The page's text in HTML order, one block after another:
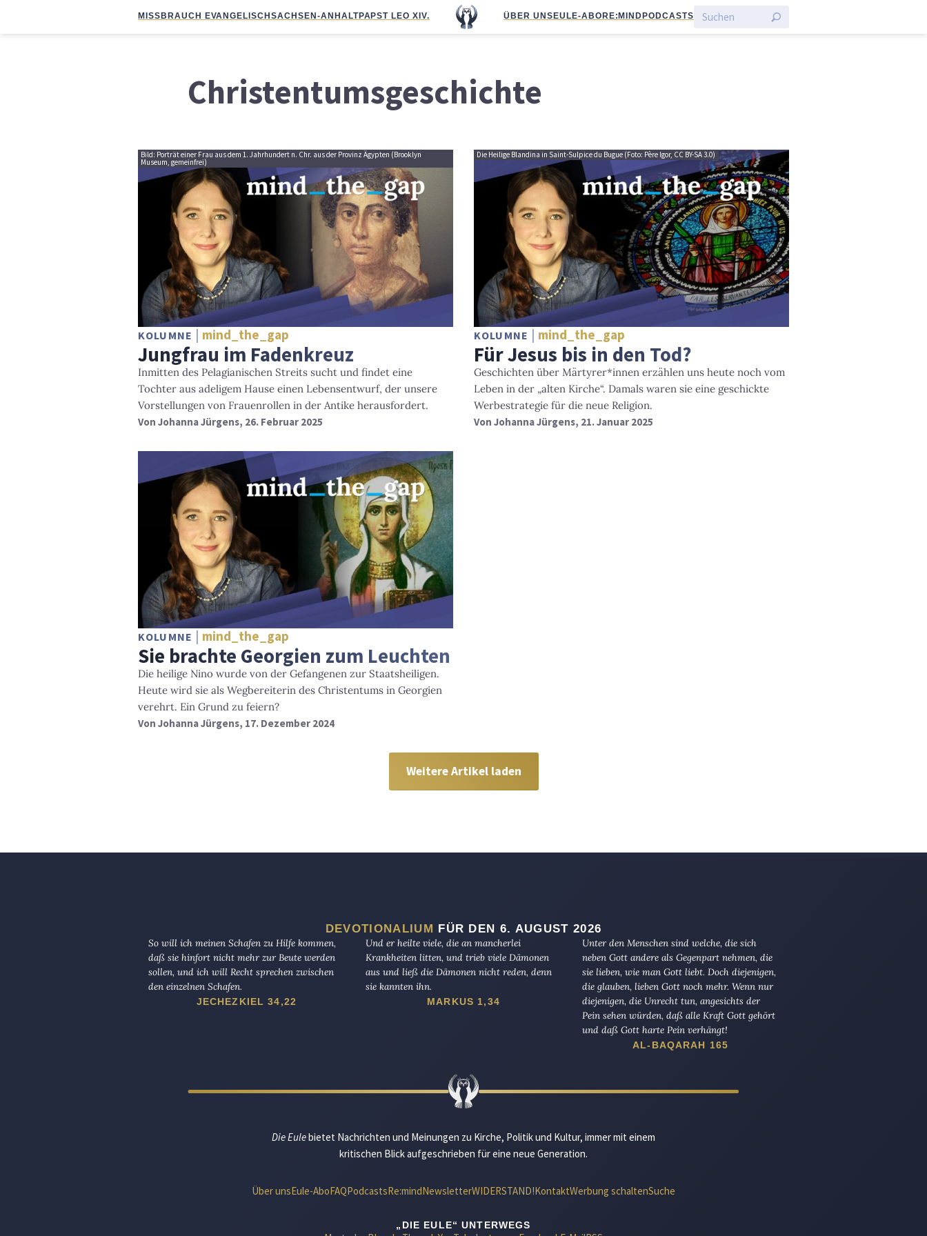
MISSBRAUCH EVANGELISCHSACHSEN-ANHALTPAPST LEO XIV. ÜBER UNS EULE-ABO RE:MIND PODCASTS
Christentumsgeschichte
Bild: Porträt einer Frau aus dem 1. Jahrhundert n. Chr. aus der Provinz Ägypten (Brooklyn
Museum, gemeinfrei)
KOLUMNE mind_the_gap
Jungfrau im Fadenkreuz
Inmitten des Pelagianischen Streits sucht und findet eine
Tochter aus adeligem Hause einen Lebensentwurf, der unsere
Vorstellungen von Frauenrollen in der Antike herausfordert.
Von Johanna Jürgens, 26. Februar 2025
Die Heilige Blandina in Saint-Sulpice du Bugue (Foto: Père Igor, CC BY-SA 3.0)
KOLUMNE mind_the_gap
Für Jesus bis in den Tod?
Geschichten über Märtyrer*innen erzählen uns heute noch vom
Leben in der „alten Kirche“. Damals waren sie eine geschickte
Werbestrategie für die neue Religion.
Von Johanna Jürgens, 21. Januar 2025
KOLUMNE mind_the_gap
Sie brachte Georgien zum Leuchten
Die heilige Nino wurde von der Gefangenen zur Staatsheiligen.
Heute wird sie als Wegbereiterin des Christentums in Georgien
verehrt. Ein Grund zu feiern?
Von Johanna Jürgens, 17. Dezember 2024
Weitere Artikel laden
DEVOTIONALIUM FÜR DEN 6. AUGUST 2026
So will ich meinen Schafen zu Hilfe kommen,
daß sie hinfort nicht mehr zur Beute werden
sollen, und ich will Recht sprechen zwischen
den einzelnen Schafen.
JECHEZKIEL 34,22
Und er heilte viele, die an mancherlei
Krankheiten litten, und trieb viele Dämonen
aus und ließ die Dämonen nicht reden, denn
sie kannten ihn.
MARKUS 1,34
Unter den Menschen sind welche, die sich
neben Gott andere als Gegenpart nehmen, die
sie lieben, wie man Gott liebt. Doch diejenigen,
die glauben, lieben Gott noch mehr. Wenn nur
diejenigen, die Unrecht tun, angesichts der
Pein sehen würden, daß alle Kraft Gott gehört
und daß Gott harte Pein verhängt!
AL-BAQARAH 165
Die Eulebietet Nachrichten und Meinungen zu Kirche, Politik und Kultur, immer mit einem
kritischen Blick aufgeschrieben für eine neue Generation.
Über unsEule-AboFAQPodcastsRe:mindNewsletterWIDERSTAND!KontaktWerbung schaltenSuche
„DIE EULE“ UNTERWEGS